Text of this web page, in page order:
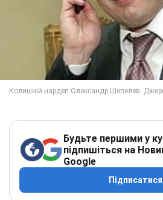
Будьте першими у
підпишіться на
Google
Підписатися